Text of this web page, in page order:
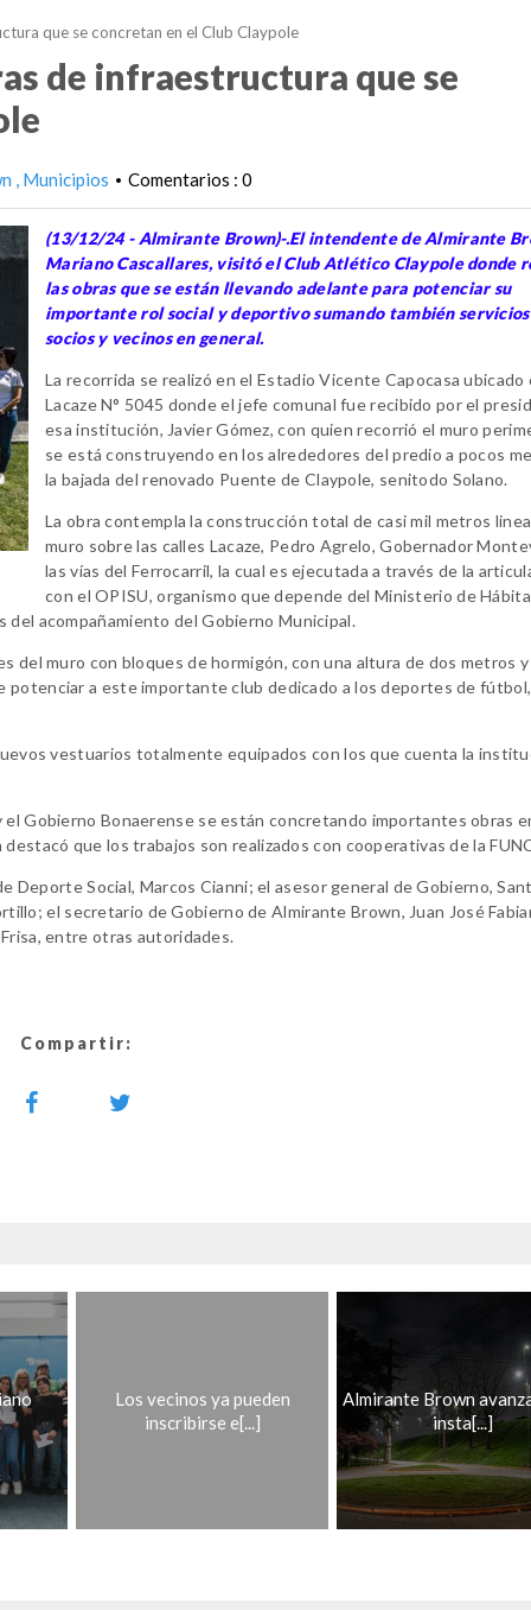
que se concretan en el Club Claypole
de infraestructura que se
Municipios • Comentarios : 0
(13/12/24 - Almirante Brown)-.El intendente de Almirante
Mariano Cascallares, visitó el Club Atlético Claypole donde
las obras que se están llevando adelante para potenciar su
importante rol social y deportivo sumando también
socios y vecinos en general.
La recorrida se realizó en el Estadio Vicente Capocasa ubicado
Lacaze N° 5045 donde el jefe comunal fue recibido por el
esa institución, Javier Gómez, con quien recorrió el muro
se está construyendo en los alrededores del predio a pocos
la bajada del renovado Puente de Claypole, senitodo Solano.
La obra contempla la construcción total de casi mil metros
muro sobre las calles Lacaze, Pedro Agrelo, Gobernador
las vías del Ferrocarril, la cual es ejecutada a través de la
con el OPISU, organismo que depende del Ministerio de
del acompañamiento del Gobierno Municipal.
del muro con bloques de hormigón, con una altura de dos metros
potenciar a este importante club dedicado a los deportes de fútbol,
vestuarios totalmente equipados con los que cuenta la
Gobierno Bonaerense se están concretando importantes obras
que los trabajos son realizados con cooperativas de la
Deporte Social, Marcos Cianni; el asesor general de Gobierno,
el secretario de Gobierno de Almirante Brown, Juan José
entre otras autoridades.
Compartir:
Los vecinos ya pueden
inscribirse e[...]
Almirante Brown
insta[...]